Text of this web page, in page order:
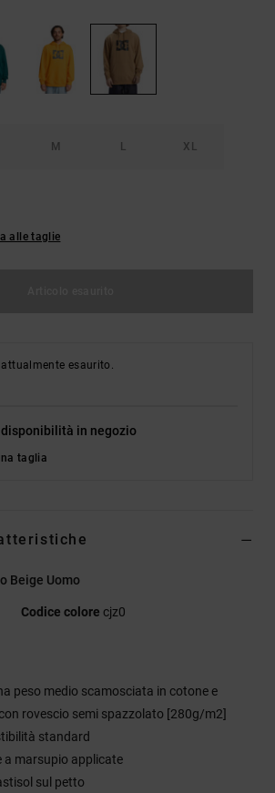
zaini
Cinture e
portamonete
più
frequenti e
al
M L XL
alle taglie
esaurito.
in negozio
taglia
Beige Uomo
Codice colore cjz0
peso medio scamosciata in cotone e
rovescio semi spazzolato [280g/m2]
standard
a marsupio applicate
sul petto